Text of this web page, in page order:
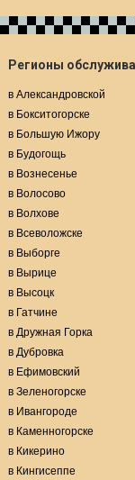
Регионы
в Александровской
в Бокситогорске
в Большую Ижору
в Будогощь
в Вознесенье
в Волосово
в Волхове
в Всеволожске
в Выборге
в Вырице
в Высоцк
в Гатчине
в Дружная Горка
в Дубровка
в Ефимовский
в Зеленогорске
в Ивангороде
в Каменногорске
в Кикерино
в Кингисеппе